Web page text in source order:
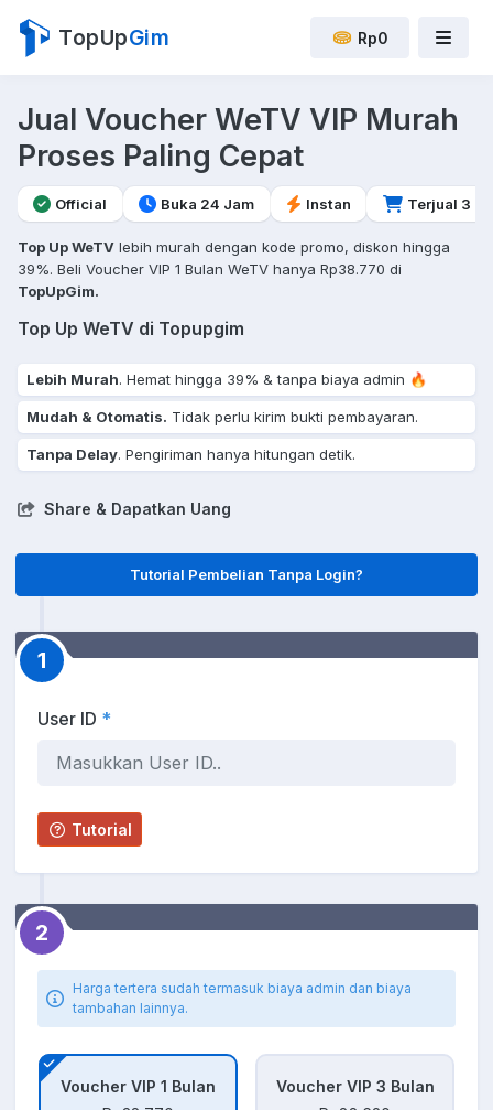
TopUpGim Rp0
Jual Voucher WeTV VIP Murah
Proses Paling Cepat
Official Buka 24 Jam Instan Terjual 3
Top Up WeTV lebih murah dengan kode promo, diskon hingga
39%. Beli Voucher VIP 1 Bulan WeTV hanya Rp38.770 di
TopUpGim.
Top Up WeTV di Topupgim
Lebih Murah. Hemat hingga 39% & tanpa biaya admin 🔥
Mudah & Otomatis. Tidak perlu kirim bukti pembayaran.
Tanpa Delay. Pengiriman hanya hitungan detik.
Share & Dapatkan Uang
Tutorial Pembelian Tanpa Login?
1
User ID *
Tutorial
2
Harga tertera sudah termasuk biaya admin dan biaya
tambahan lainnya.
Voucher VIP 1 Bulan
Voucher VIP 3 Bulan